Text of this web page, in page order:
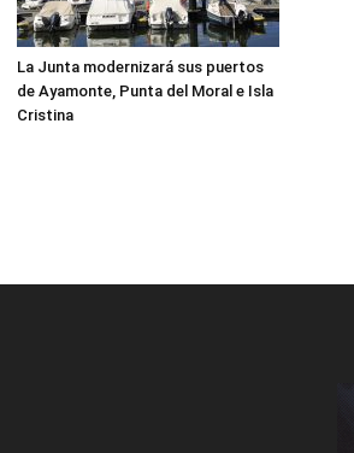
La Junta modernizará sus puertos
de Ayamonte, Punta del Moral e Isla
Cristina